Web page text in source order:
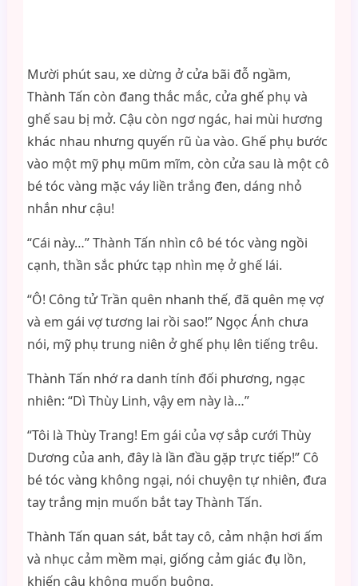
Mười phút sau, xe dừng ở cửa bãi đỗ ngầm,
Thành Tấn còn đang thắc mắc, cửa ghế phụ và
ghế sau bị mở. Cậu còn ngơ ngác, hai mùi hương
khác nhau nhưng quyến rũ ùa vào. Ghế phụ bước
vào một mỹ phụ mũm mĩm, còn cửa sau là một cô
bé tóc vàng mặc váy liền trắng đen, dáng nhỏ
nhắn như cậu!
“Cái này…” Thành Tấn nhìn cô bé tóc vàng ngồi
cạnh, thần sắc phức tạp nhìn mẹ ở ghế lái.
“Ô! Công tử Trần quên nhanh thế, đã quên mẹ vợ
và em gái vợ tương lai rồi sao!” Ngọc Ánh chưa
nói, mỹ phụ trung niên ở ghế phụ lên tiếng trêu.
Thành Tấn nhớ ra danh tính đối phương, ngạc
nhiên: “Dì Thùy Linh, vậy em này là…”
“Tôi là Thùy Trang! Em gái của vợ sắp cưới Thùy
Dương của anh, đây là lần đầu gặp trực tiếp!” Cô
bé tóc vàng không ngại, nói chuyện tự nhiên, đưa
tay trắng mịn muốn bắt tay Thành Tấn.
Thành Tấn quan sát, bắt tay cô, cảm nhận hơi ấm
và nhục cảm mềm mại, giống cảm giác đụ lồn,
khiến cậu không muốn buông.